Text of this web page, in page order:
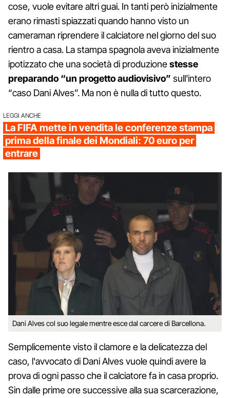
cose, vuole evitare altri guai. In tanti però inizialmente
erano rimasti spiazzati quando hanno visto un
cameraman riprendere il calciatore nel giorno del suo
rientro a casa. La stampa spagnola aveva inizialmente
ipotizzato che una società di produzionestesse
preparando “un progetto audiovisivo” sull'intero
“caso Dani Alves”. Ma non è nulla di tutto questo.
LEGGI ANCHE
La FIFA mette in vendita le conferenze stampa
prima della finale dei Mondiali: 70 euro per
entrare
Dani Alves col suo legale mentre esce dal carcere di Barcellona.
Semplicemente visto il clamore e la delicatezza del
caso, l'avvocato di Dani Alves vuole quindi avere la
prova di ogni passo che il calciatore fa in casa proprio.
Sin dalle prime ore successive alla sua scarcerazione,